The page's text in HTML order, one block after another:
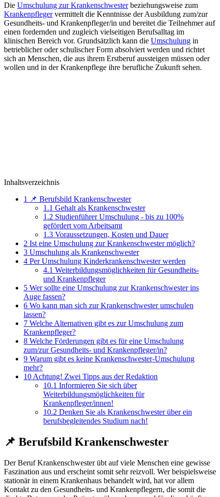
Die Umschulung zur Krankenschwesterbeziehungsweise zum
Krankenpflegervermittelt die Kenntnisse der Ausbildung zum/zur
Gesundheits- und Krankenpfleger/in und bereitet die Teilnehmer auf
einen fordernden und zugleich vielseitigen Berufsalltag im
klinischen Bereich vor. Grundsätzlich kann die Umschulung in
betrieblicher oder schulischer Form absolviert werden und richtet
sich an Menschen, die aus ihrem Erstberuf aussteigen müssen oder
wollen und in der Krankenpflege ihre berufliche Zukunft sehen.
Inhaltsverzeichnis
1
📌 Berufsbild Krankenschwester
1.1 Gehalt als Krankenschwester
1.2 Studienführer Umschulung - bis zu 100%
gefördert vom Arbeitsamt
1.3 Voraussetzungen, Kosten und Dauer
2 Ist eine Umschulung zur Krankenschwester möglich?
3 Umschulung als Krankenschwester
4 Per Umschulung Kinderkrankenschwester werden
4.1 Weiterbildungsmöglichkeiten für Gesundheits-
und Krankenpfleger
5 Wer sollte eine Umschulung zur Krankenschwester ins
Auge fassen?
6 Wo kann man sich zur Krankenschwester umschulen
lassen?
7 Welche Alternativen gibt es zur Umschulung zum
Krankenpfleger?
8 Welche Förderungen gibt es für eine Umschulung
zum/zur Gesundheits- und Krankenpfleger/in?
9 Warum gibt es keine Krankenschwester-Umschulung
mehr?
10 Achtung! Zwei Tipps aus der Redaktion
10.1 Informieren Sie sich über
Weiterbildungsmöglichkeiten für
Krankenpfleger/innen!
10.2 Denken Sie als Krankenschwester über ein
berufsbegleitendes Studium nach!
📌 Berufsbild Krankenschwester
Der Beruf Krankenschwester übt auf viele Menschen eine gewisse
Faszination aus und erscheint somit sehr reizvoll. Wer beispielsweise
stationär in einem Krankenhaus behandelt wird, hat vor allem
Kontakt zu den Gesundheits- und Krankenpflegern, die somit die